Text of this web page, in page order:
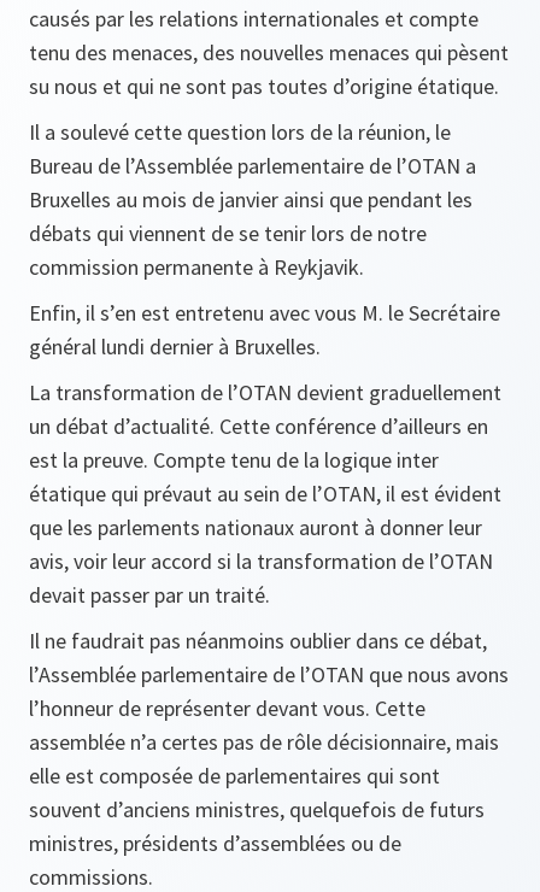
causés par les relations internationales et compte
tenu des menaces, des nouvelles menaces qui pèsent
su nous et qui ne sont pas toutes d’origine étatique.
Il a soulevé cette question lors de la réunion, le
Bureau de l’Assemblée parlementaire de l’OTAN a
Bruxelles au mois de janvier ainsi que pendant les
débats qui viennent de se tenir lors de notre
commission permanente à Reykjavik.
Enfin, il s’en est entretenu avec vous M. le Secrétaire
général lundi dernier à Bruxelles.
La transformation de l’OTAN devient graduellement
un débat d’actualité. Cette conférence d’ailleurs en
est la preuve. Compte tenu de la logique inter
étatique qui prévaut au sein de l’OTAN, il est évident
que les parlements nationaux auront à donner leur
avis, voir leur accord si la transformation de l’OTAN
devait passer par un traité.
Il ne faudrait pas néanmoins oublier dans ce débat,
l’Assemblée parlementaire de l’OTAN que nous avons
l’honneur de représenter devant vous. Cette
assemblée n’a certes pas de rôle décisionnaire, mais
elle est composée de parlementaires qui sont
souvent d’anciens ministres, quelquefois de futurs
ministres, présidents d’assemblées ou de
commissions.